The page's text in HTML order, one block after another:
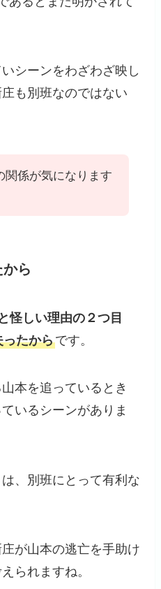
シーンをわざわざ映し
も別班なのではない
関係が気になります
ら
怪しい理由の２つ目
ったからです。
本を追っているとき
いるシーンがありま
、別班にとって有利な
が山本の逃亡を手助け
られますね。